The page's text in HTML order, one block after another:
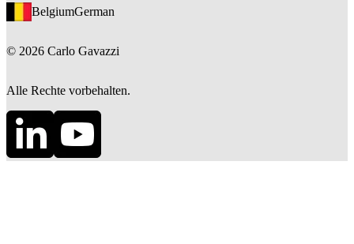
BelgiumGerman
© 2026 Carlo Gavazzi
Alle Rechte vorbehalten.